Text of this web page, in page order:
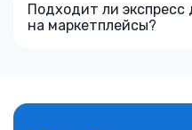
Подходит ли экспресс
на маркетплейсы?